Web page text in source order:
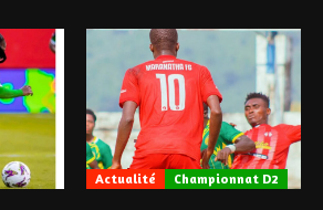
Actualité Championnat D2